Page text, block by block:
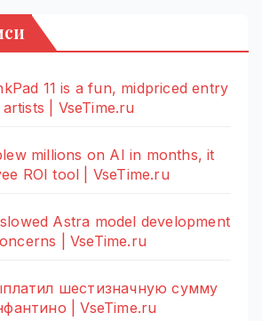
11 is a fun, midpriced entry
| VseTime.ru
millions on AI in months, it
ROI tool | VseTime.ru
Astra model development
| VseTime.ru
шестизначную сумму
| VseTime.ru